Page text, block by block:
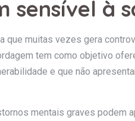
sensível à
que muitas vezes gera
tem como objetivo
e que não
mentais graves podem